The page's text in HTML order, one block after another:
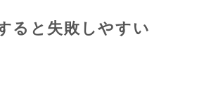
ると失敗しやすい